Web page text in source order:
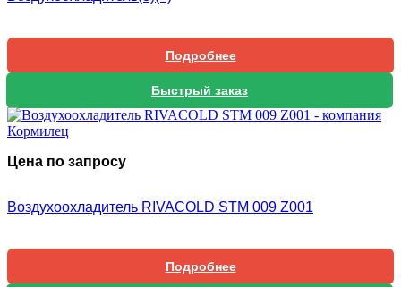
Подробнее
Быстрый заказ
Цена по запросу
Воздухоохладитель RIVACOLD STM 009 Z001
Подробнее